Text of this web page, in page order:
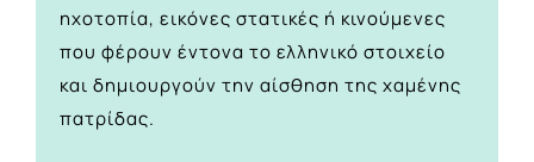
ηχοτοπία, εικόνες στατικές ή κινούμενες
που φέρουν έντονα το ελληνικό στοιχείο
και δημιουργούν την αίσθηση της χαμένης
πατρίδας.